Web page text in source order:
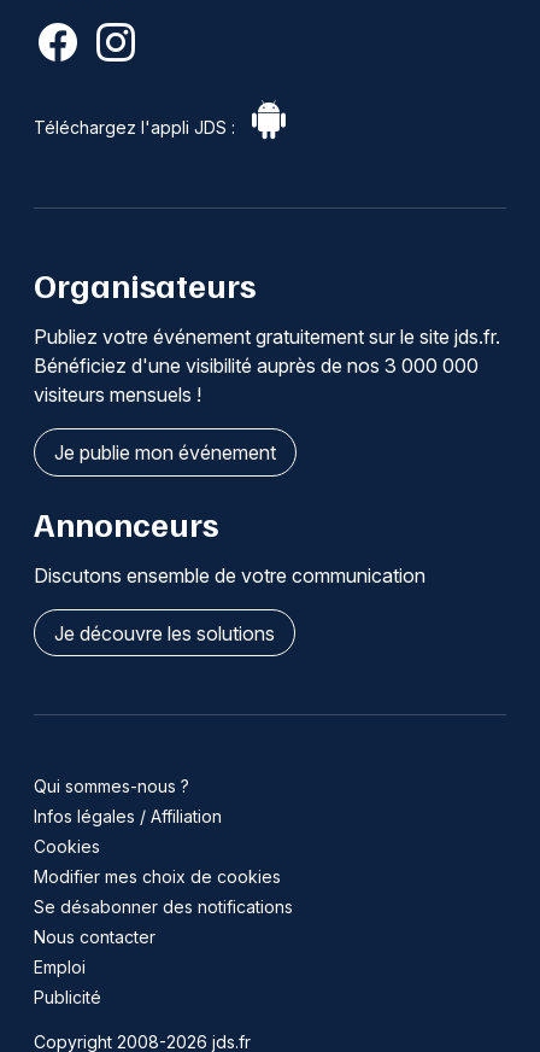
Téléchargez l'appli JDS :
Organisateurs
Publiez votre événement gratuitement sur le site jds.fr.
Bénéficiez d'une visibilité auprès de nos 3 000 000
visiteurs mensuels !
Je publie mon événement
Annonceurs
Discutons ensemble de votre communication
Je découvre les solutions
Qui sommes-nous ?
Infos légales / Affiliation
Cookies
Modifier mes choix de cookies
Se désabonner des notifications
Nous contacter
Emploi
Publicité
Copyright 2008-2026 jds.fr